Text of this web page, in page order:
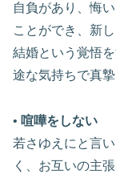
自負があり、悔
ことができ、新
結婚という覚悟
途な気持ちで真
• 喧嘩をしない
若さゆえにと言
く、お互いの主